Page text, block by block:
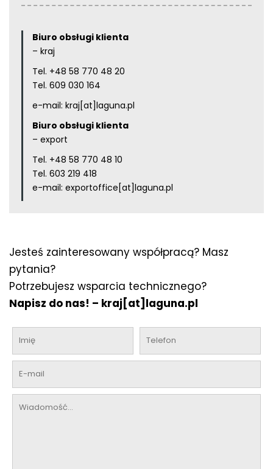
Biuro obsługi klienta
– kraj
Tel. +48 58 770 48 20
Tel. 609 030 164
e-mail: kraj[at]laguna.pl
Biuro obsługi klienta
– export
Tel. +48 58 770 48 10
Tel. 603 219 418
e-mail: exportoffice[at]laguna.pl
Jesteś zainteresowany współpracą? Masz
pytania?
Potrzebujesz wsparcia technicznego?
Napisz do nas! – kraj[at]laguna.pl